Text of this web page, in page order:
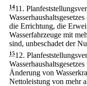
1411.
die Errichtung, die
Wasserfahrzeuge mit
sind, unbeschadet der
1512.
Änderung von
Nettoleistung von mehr